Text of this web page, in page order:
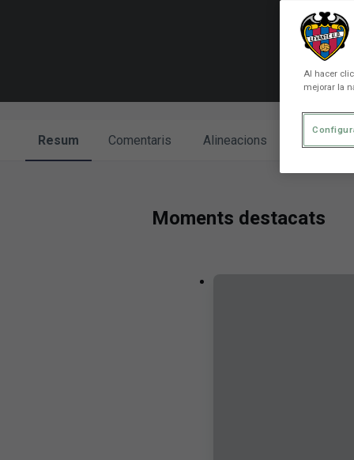
Resum Comentaris Alineacions
Moments destacats
Al hacer
mejorar la